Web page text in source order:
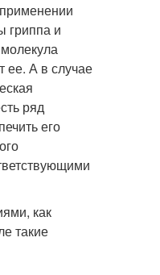
гриппа и
ее. А в случае
ряд
его
как
такие